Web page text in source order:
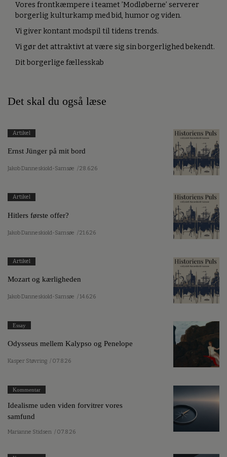
Vores frontkæmpere i teamet ’Modløberne’ serverer
borgerlig kulturkamp med bid, humor og viden.
Vi giver kontant modspil til tidens trends.
Vi gør det attraktivt at være sig sin borgerlighed bekendt.
Dit borgerlige fællesskab
Det skal du også læse
Artikel
Ernst Jünger på mit bord
Jakob Danneskiold-Samsøe / 28.6.26
Artikel
Hitlers første offer?
Jakob Danneskiold-Samsøe / 21.6.26
Artikel
Mozart og kærligheden
Jakob Danneskiold-Samsøe / 14.6.26
Essay
Odysseus mellem Kalypso og Penelope
Kasper Støvring / 07.8.26
Kommentar
Idealisme uden viden forvitrer vores
samfund
Marianne Stidsen / 07.8.26